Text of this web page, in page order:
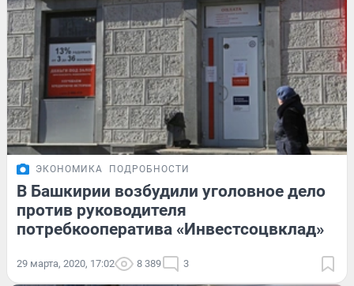
ЭКОНОМИКА ПОДРОБНОСТИ
В Башкирии возбудили уголовное дело
против руководителя
потребкооператива «Инвестсоцвклад»
29 марта, 2020, 17:02 8 389 3